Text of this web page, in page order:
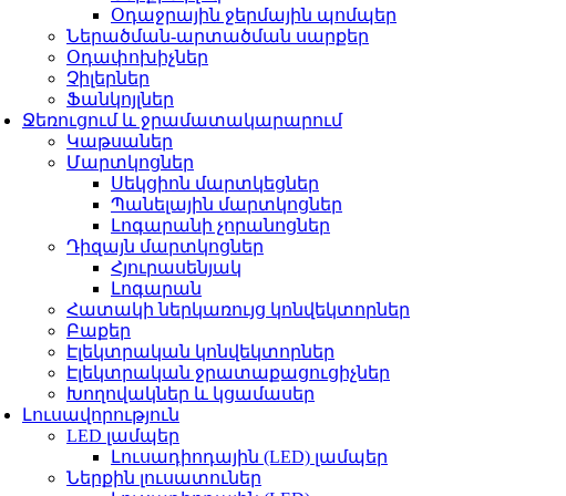
Օդաջրային ջերմային պոմպեր
Ներածման-արտածման սարքեր
Օդափոխիչներ
Չիլերներ
Ֆանկոյլներ
Ջեռուցում և ջրամատակարարում
Կաթսաներ
Մարտկոցներ
Սեկցիոն մարտկեցներ
Պանելային մարտկոցներ
Լոգարանի չորանոցներ
Դիզայն մարտկոցներ
Հյուրասենյակ
Լոգարան
Հատակի ներկառույց կոնվեկտորներ
Բաքեր
Էլեկտրական կոնվեկտորներ
Էլեկտրական ջրատաքացուցիչներ
Խողովակներ և կցամասեր
Լուսավորություն
LED լամպեր
Լուսադիոդային (LED) լամպեր
Ներքին լուսատուներ